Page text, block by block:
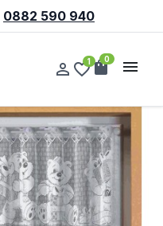
0882 590 940
person_outline favorite_border
1shopping_bag
0 menu